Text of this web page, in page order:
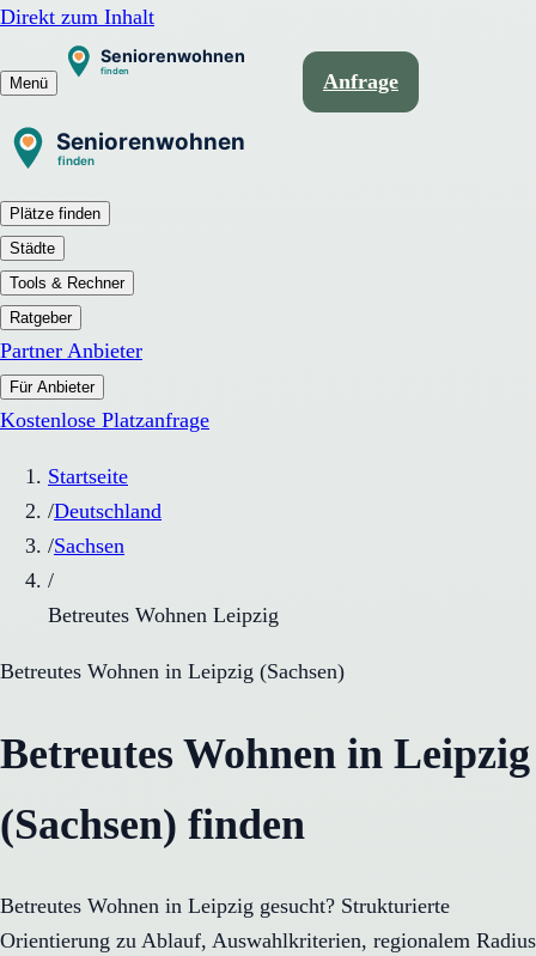
Direkt zum Inhalt
Menü Anfrage
Plätze finden
Städte
Tools & Rechner
Ratgeber
Partner Anbieter
Für Anbieter
Kostenlose Platzanfrage
Startseite
/Deutschland
/Sachsen
/
Betreutes Wohnen Leipzig
Betreutes Wohnen in Leipzig (Sachsen)
Betreutes Wohnen in Leipzig
(Sachsen) finden
Betreutes Wohnen in Leipzig gesucht? Strukturierte
Orientierung zu Ablauf, Auswahlkriterien, regionalem Radius